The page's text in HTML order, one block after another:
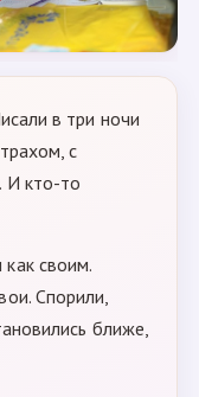
в три ночи
с
И кто-то
своим.
Спорили,
ближе,